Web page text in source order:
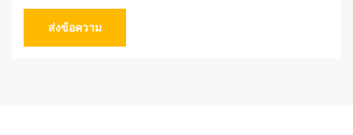
ส่งข้อความ